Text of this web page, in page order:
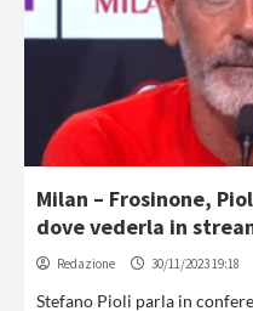
Milan – Frosinone,
dove vederla in
Redazione 30/11/2023 19:18
Stefano Pioli parla in